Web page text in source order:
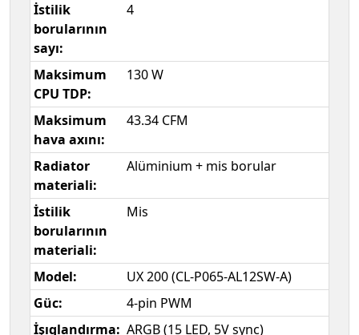
İstilik
borularının
sayı:
4
Maksimum
CPU TDP:
130 W
Maksimum
hava axını:
43.34 CFM
Radiator
materiali:
Alüminium + mis borular
İstilik
borularının
materiali:
Mis
Model:
UX 200 (CL-P065-AL12SW-A)
Güc:
4-pin PWM
İşıqlandırma: ARGB (15 LED, 5V sync)